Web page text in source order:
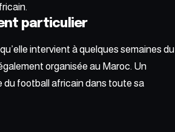
particulier
intervient à quelques semaines du
organisée au Maroc. Un
du football africain dans toute sa